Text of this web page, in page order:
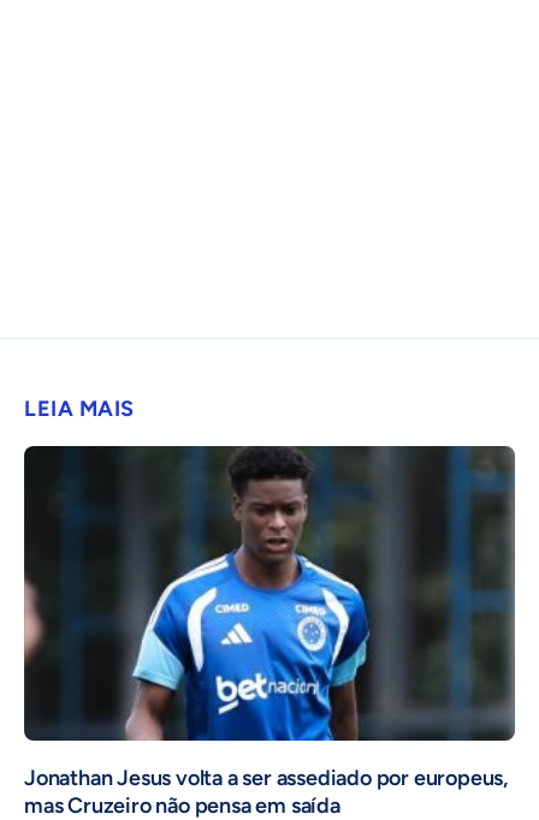
LEIA MAIS
Jonathan Jesus volta a ser assediado por europeus,
mas Cruzeiro não pensa em saída